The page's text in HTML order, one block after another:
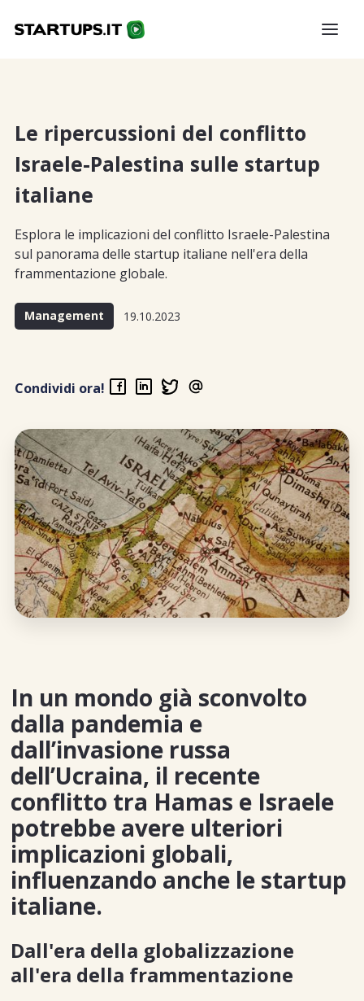
Le ripercussioni del conflitto
Israele-Palestina sulle startup
italiane
Esplora le implicazioni del conflitto Israele-Palestina
sul panorama delle startup italiane nell'era della
frammentazione globale.
Management 19.10.2023
Condividi ora!
In un mondo già sconvolto
dalla pandemia e
dall’invasione russa
dell’Ucraina, il recente
conflitto tra Hamas e Israele
potrebbe avere ulteriori
implicazioni globali,
influenzando anche le startup
italiane.
Dall'era della globalizzazione
all'era della frammentazione